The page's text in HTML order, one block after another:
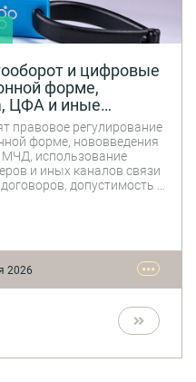
и цифровые
форме,
ЦФА и иные
рубль,
правовое регулирование
форме, нововведения
использование
и иных каналов связи
допустимость и
договоров при
день курса посвящен
расчетов,
преимуществам и
2026 •••